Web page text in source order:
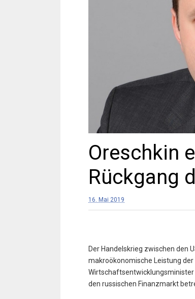
Oreschkin
Rückgang
16. Mai 2019
Der Handelskrieg zwischen den
makroökonomische Leistung
Wirtschaftsentwicklungsminister
den russischen Finanzmarkt